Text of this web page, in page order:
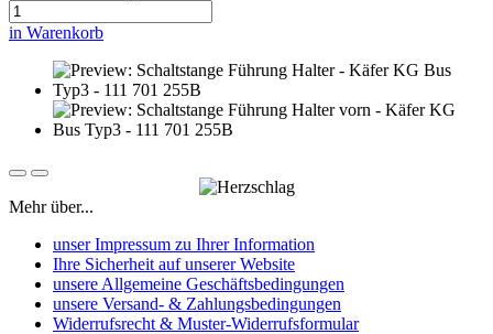
in Warenkorb
Mehr über...
unser Impressum zu Ihrer Information
Ihre Sicherheit auf unserer Website
unsere Allgemeine Geschäftsbedingungen
unsere Versand- & Zahlungsbedingungen
Widerrufsrecht & Muster-Widerrufsformular